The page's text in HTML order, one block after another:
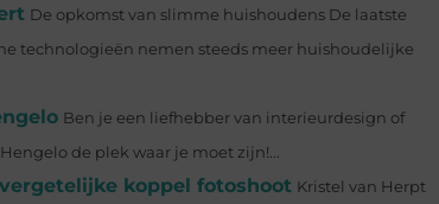
De opkomst van slimme huishoudens De laatste
technologieën nemen steeds meer huishoudelijke
Ben je een liefhebber van interieurdesign of
de plek waar je moet zijn!...
koppel fotoshoot Kristel van Herpt